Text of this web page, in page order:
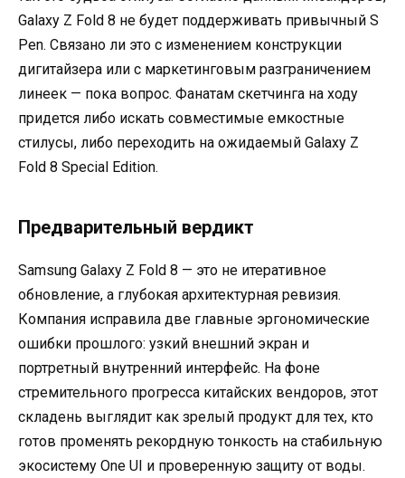
Galaxy Z Fold 8 не будет поддерживать привычный S
Pen. Связано ли это с изменением конструкции
дигитайзера или с маркетинговым разграничением
линеек — пока вопрос. Фанатам скетчинга на ходу
придется либо искать совместимые емкостные
стилусы, либо переходить на ожидаемый Galaxy Z
Fold 8 Special Edition.
Предварительный вердикт
Samsung Galaxy Z Fold 8 — это не итеративное
обновление, а глубокая архитектурная ревизия.
Компания исправила две главные эргономические
ошибки прошлого: узкий внешний экран и
портретный внутренний интерфейс. На фоне
стремительного прогресса китайских вендоров, этот
складень выглядит как зрелый продукт для тех, кто
готов променять рекордную тонкость на стабильную
экосистему One UI и проверенную защиту от воды.